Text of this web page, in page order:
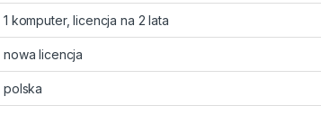
1 komputer, licencja na 2 lata
nowa licencja
polska